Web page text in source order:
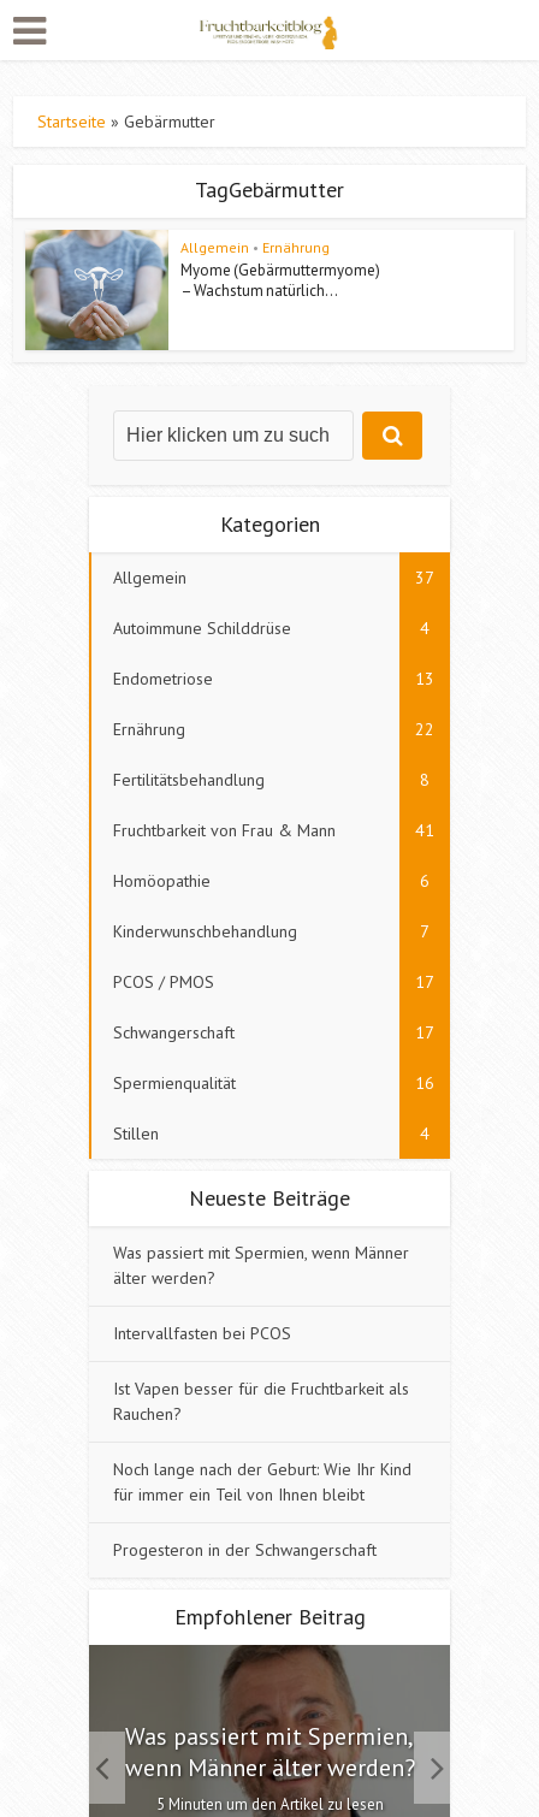
Startseite »Gebärmutter
TagGebärmutter
Allgemein • Ernährung
Myome (Gebärmuttermyome)
– Wachstum natürlich...
Kategorien
Allgemein 37
Autoimmune Schilddrüse 4
Endometriose 13
Ernährung 22
Fertilitätsbehandlung 8
Fruchtbarkeit von Frau & Mann 41
Homöopathie 6
Kinderwunschbehandlung 7
PCOS / PMOS 17
Schwangerschaft 17
Spermienqualität 16
Stillen 4
Neueste Beiträge
Was passiert mit Spermien, wenn Männer
älter werden?
Intervallfasten bei PCOS
Ist Vapen besser für die Fruchtbarkeit als
Rauchen?
Noch lange nach der Geburt: Wie Ihr Kind
für immer ein Teil von Ihnen bleibt
Progesteron in der Schwangerschaft
Empfohlener Beitrag
Was passiert mit Spermien,
wenn Männer älter werden?
5 Minuten um den Artikel zu lesen